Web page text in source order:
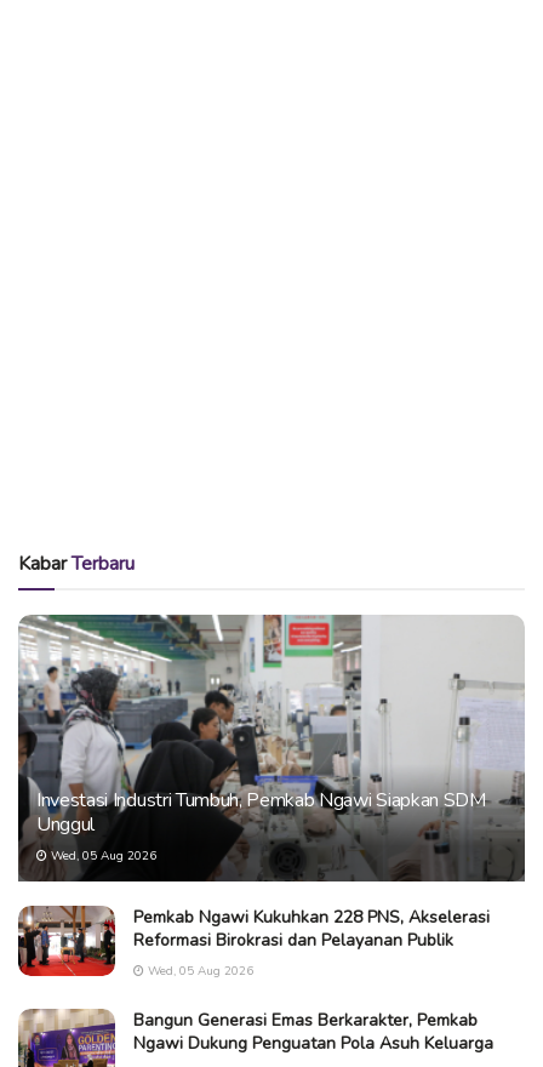
KabarTerbaru
Investasi Industri Tumbuh, Pemkab Ngawi Siapkan SDM
Unggul
Wed, 05 Aug 2026
Pemkab Ngawi Kukuhkan 228 PNS, Akselerasi
Reformasi Birokrasi dan Pelayanan Publik
Wed, 05 Aug 2026
Bangun Generasi Emas Berkarakter, Pemkab
Ngawi Dukung Penguatan Pola Asuh Keluarga